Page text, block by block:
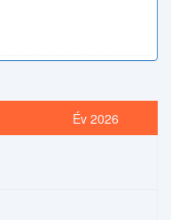
Év 2026